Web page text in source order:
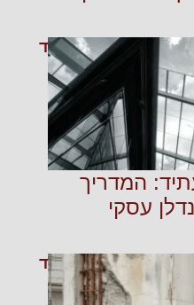
קרא עוד
המדריך
עסקי
קרא עוד